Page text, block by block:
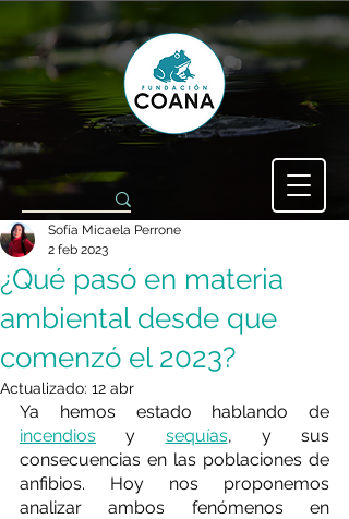
¿Qué pasó en materia
ambiental desde que
comenzó el 2023?
Sofía Micaela Perrone
2 feb 2023
Actualizado: 12 abr
incendios y sequías, y sus
consecuencias en las poblaciones de
anfibios. Hoy nos proponemos
analizar ambos fenómenos en